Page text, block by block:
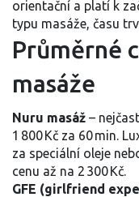
orientační a platí k
typu masáže, času
Průměrné
masáže
Nuru masáž –
1 800 Kč za 60 min.
za speciální oleje
cenu až na 2 300 Kč.
GFE (girlfriend